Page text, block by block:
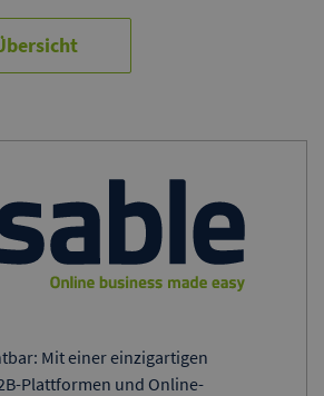
Mit einer einzigartigen
Plattformen und Online-